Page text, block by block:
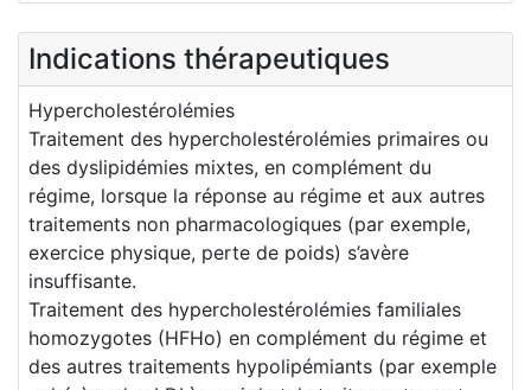
Indications thérapeutiques
Hypercholestérolémies
Traitement des hypercholestérolémies primaires ou
des dyslipidémies mixtes, en complément du
régime, lorsque la réponse au régime et aux autres
traitements non pharmacologiques (par exemple,
exercice physique, perte de poids) s’avère
insuffisante.
Traitement des hypercholestérolémies familiales
homozygotes (HFHo) en complément du régime et
des autres traitements hypolipémiants (par exemple